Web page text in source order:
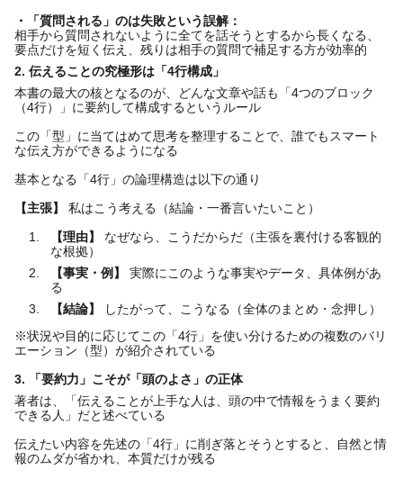
・「質問される」のは失敗という誤解：
相手から質問されないように全てを話そうとするから長くなる、
要点だけを短く伝え、残りは相手の質問で補足する方が効率的
2. 伝えることの究極形は「4行構成」
本書の最大の核となるのが、どんな文章や話も「4つのブロック
（4行）」に要約して構成するというルール
この「型」に当てはめて思考を整理することで、誰でもスマート
な伝え方ができるようになる
基本となる「4行」の論理構造は以下の通り
【主張】
私はこう考える（結論・一番言いたいこと）
【理由】
なぜなら、こうだからだ（主張を裏付ける客観的
な根拠）
【事実・例】
実際にこのような事実やデータ、具体例があ
る
【結論】
したがって、こうなる（全体のまとめ・念押し）
※状況や目的に応じてこの「4行」を使い分けるための複数のバリ
エーション（型）が紹介されている
3. 「要約力」こそが「頭のよさ」の正体
著者は、「伝えることが上手な人は、頭の中で情報をうまく要約
できる人」だと述べている
伝えたい内容を先述の「4行」に削ぎ落とそうとすると、自然と情
報のムダが省かれ、本質だけが残る